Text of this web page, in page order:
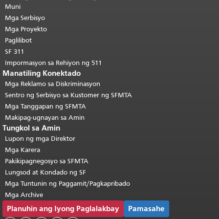
pahina.
pahinang ito ay nauulit sa bawat
pahina.Bumalik sa tuktok ng
pangunahing nilalaman
Muni
Mga Serbisyo
Mga Proyekto
Paglilibot
SF 311
Impormasyon sa Rehiyon ng 511
Manatiling Konektado
Mga Reklamo sa Diskriminasyon
Sentro ng Serbisyo sa Kustomer ng SFMTA
Mga Tanggapan ng SFMTA
Makipag-ugnayan sa Amin
Tungkol sa Amin
Lupon ng mga Direktor
Mga Karera
Pakikipagnegosyo sa SFMTA
Lungsod at Kondado ng SF
Mga Tuntunin ng Paggamit/Pagkapribado
Mga Archive
Planuhin ang Iyong Paglalakbay Pamasahe